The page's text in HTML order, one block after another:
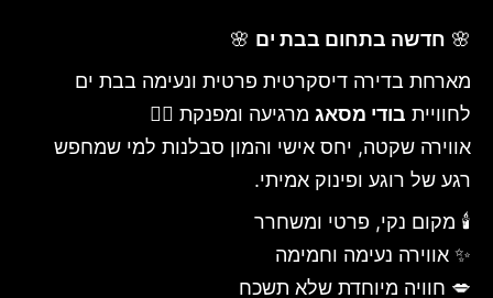
🌸 חדשה בתחום בבת ים 🌸
מארחת בדירה דיסקרטית פרטית ונעימה בבת ים
לחוויית בודי מסאג מרגיעה ומפנקת 💆‍♂️
אווירה שקטה, יחס אישי והמון סבלנות למי שמחפש
רגע של רוגע ופינוק אמיתי.
🕯️ מקום נקי, פרטי ומשחרר
✨ אווירה נעימה וחמימה
💋 חוויה מיוחדת שלא תשכח